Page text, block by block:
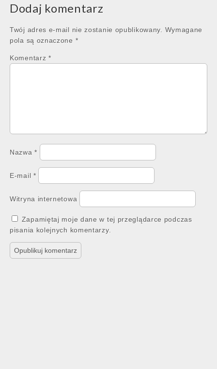
Dodaj komentarz
Twój adres e-mail nie zostanie opublikowany.
Wymagane
pola są oznaczone *
Komentarz *
Nazwa*
E-mail *
Witryna internetowa
Zapamiętaj moje dane w tej przeglądarce podczas
pisania kolejnych komentarzy.